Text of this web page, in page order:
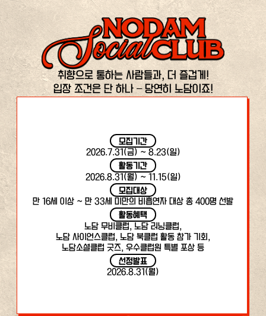
취향으로 통하는 사람들과, 더 즐겁게!
입장 조건은 단 하나 – 당연히 노담이죠!
모집기간
2026.7.31(금) ~ 8.23(일)
활동기간
2026.8.31(월) ~ 11.15(일)
모집대상
만 16세 이상 ~ 만 33세 미만의 비흡연자 대상 총 400명 선발
활동혜택
노담 무비클럽, 노담 러닝클럽,
노담 사이언스클럽, 노담 북클럽 활동 참가 기회,
노담소셜클럽 굿즈, 우수클럽원 특별 포상 등
선정발표
2026.8.31(월)